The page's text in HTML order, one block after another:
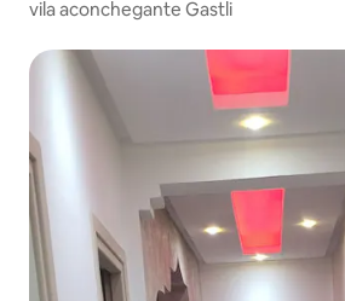
vila aconchegante Gastli